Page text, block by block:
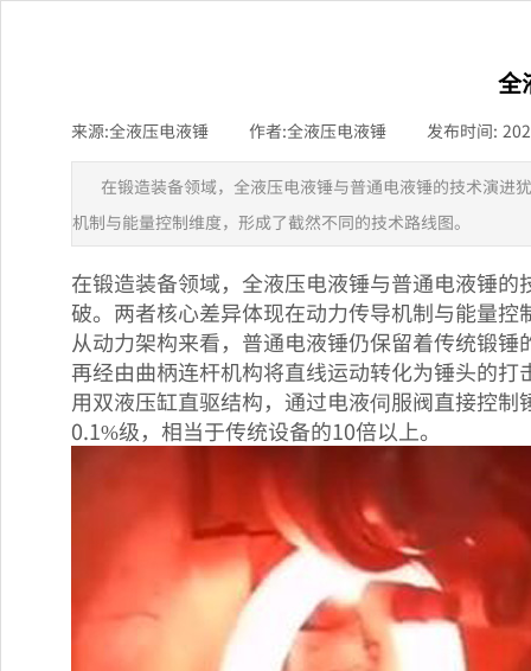
全
来源:全液压电液锤 作者:全液压电液锤 发布时间:
在锻造装备领域，全液压电液锤与普通电液锤的技术演进
机制与能量控制维度，形成了截然不同的技术路线图。
在锻造装备领域，全液压电液锤与普通电液锤
破。两者核心差异体现在动力传导机制与能量
从动力架构来看，普通电液锤仍保留着传统锻
再经由曲柄连杆机构将直线运动转化为锤头的
用双液压缸直驱结构，通过电液伺服阀直接控
0.1%级，相当于传统设备的10倍以上。